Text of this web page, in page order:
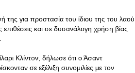
για προστασία του ίδιου της του λαού
και σε δυσανάλογη χρήση βίας
Κλίντον, δήλωσε ότι ο Άσαντ
σε εξέλιξη συνομιλίες με τον